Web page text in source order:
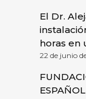
El Dr.
horas en
22 de junio